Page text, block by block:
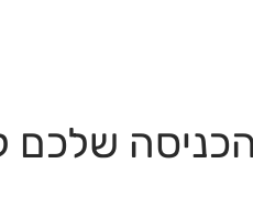
שלכם